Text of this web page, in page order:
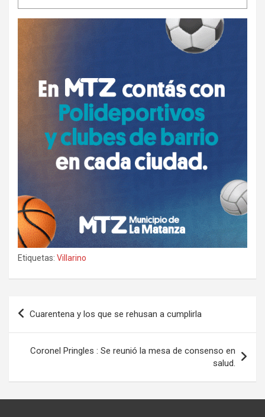
Etiquetas: Villarino
Navegación
Cuarentena y los que se rehusan a cumplirla
Coronel Pringles : Se reunió la mesa de consenso en
salud.